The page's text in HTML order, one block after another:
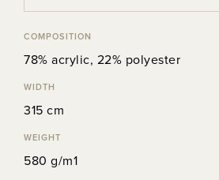
COMPOSITION
78% acrylic, 22% polyester
WIDTH
315 cm
WEIGHT
580 g/m1